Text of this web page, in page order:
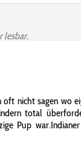
lesbar.
nicht sagen wo
total
Pup war.Indianer